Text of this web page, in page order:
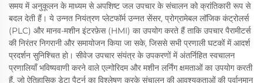
समय में अनुकूलन के माध्यम से अपशिष्ट जल उपचार के संचालन को क्रांतिकारी रूप से
बदल देती हैं। ये उन्नत नियंत्रण प्लेटफॉर्म उन्नत सेंसर, प्रोग्रामेबल लॉजिक कंट्रोलर्स
(PLC) और मानव-मशीन इंटरफ़ेस (HMI) का उपयोग करते हैं ताकि उपचार पैरामीटर्स
की निरंतर निगरानी और समायोजन किया जा सके, जिससे सभी प्रणाली घटकों में आदर्श
प्रदर्शन सुनिश्चित हो। सीवेज उपचार संयंत्र के उपकरणों में अंतर्निहित स्वचालन
प्रणालियाँ भविष्यवाणी करने वाले एल्गोरिदम और मशीन लर्निंग क्षमताओं का उपयोग करती
हैं, जो ऐतिहासिक डेटा पैटर्न का विश्लेषण करके संचालन की आवश्यकताओं की पूर्वानुमान